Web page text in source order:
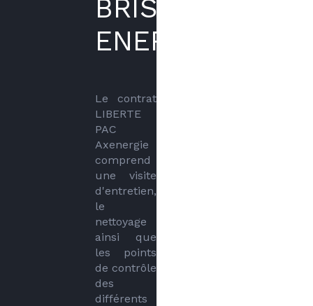
BRISSON
ENERGIES
Le contrat
LIBERTE
PAC
Axenergie
comprend
une visite
d'entretien,
le
nettoyage
ainsi que
les points
de contrôle
des
différents